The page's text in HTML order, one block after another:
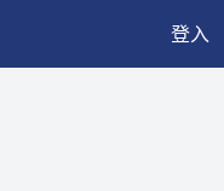
登入